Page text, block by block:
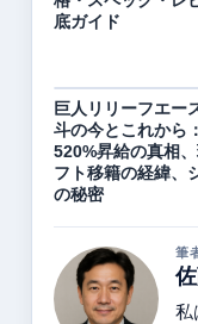
底ガイド
巨人リリーフエー
斗の今とこれから
520%昇給の真相
フト移籍の経緯、
の秘密
筆
私